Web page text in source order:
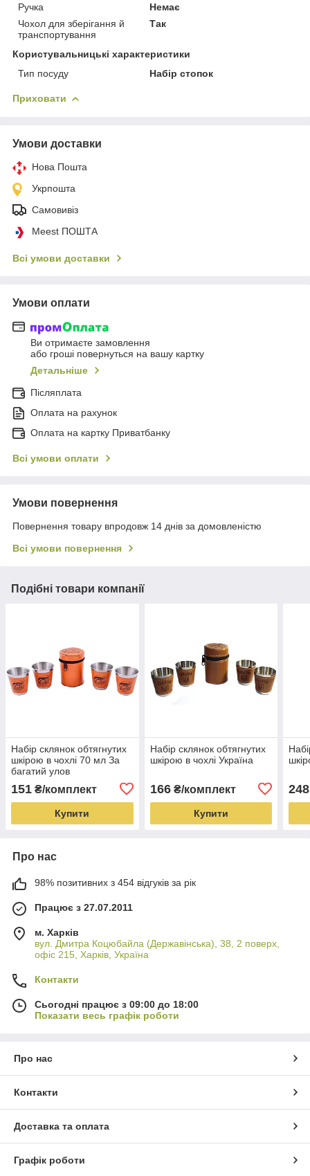
Ручка
Немає
Чохол для зберігання й
транспортування
Так
Користувальницькі характеристики
Тип посуду
Набір стопок
Приховати
Умови доставки
Нова Пошта
Укрпошта
Самовивіз
Meest ПОШТА
Всі умови доставки
Умови оплати
Ви отримаєте замовлення
або гроші повернуться на вашу картку
Детальніше
Післяплата
Оплата на рахунок
Оплата на картку Приватбанку
Всі умови оплати
Умови повернення
Повернення товару впродовж 14 днів за домовленістю
Всі умови повернення
Подібні товари компанії
Набір склянок обтягнутих
шкірою в чохлі 70 мл За
багатий улов
151 ₴/комплект
Купити
Набір склянок обтягнутих
шкірою в чохлі Україна
166₴/комплект
Купити
248
Про нас
98% позитивних з 454 відгуків за рік
Працює з 27.07.2011
м. Харків
вул. Дмитра Коцюбайла (Державінська), 38, 2 поверх,
офіс 215, Харків, Україна
Контакти
Сьогодні працює з 09:00 до 18:00
Показати весь графік роботи
Про нас
Контакти
Доставка та оплата
Графік роботи